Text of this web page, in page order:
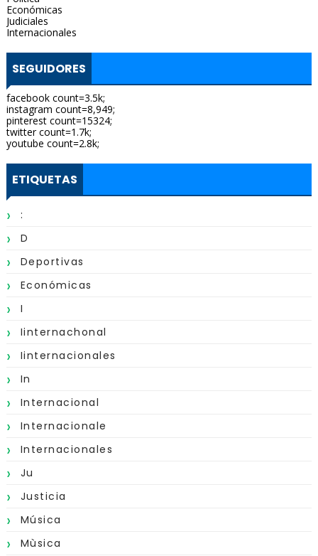
Económicas
Judiciales
Internacionales
SEGUIDORES
facebook count=3.5k;
instagram count=8,949;
pinterest count=15324;
twitter count=1.7k;
youtube count=2.8k;
ETIQUETAS
:
D
Deportivas
Económicas
I
Iinternachonal
Iinternacionales
In
Internacional
Internacionale
Internacionales
Ju
Justicia
Música
Mùsica